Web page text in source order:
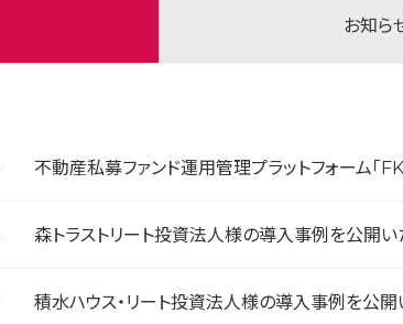
お知ら
不動産私募ファンド運用管理プラットフォーム「
森トラストリート投資法人様の導入事例を公開い
積水ハウス・リート投資法人様の導入事例を公開